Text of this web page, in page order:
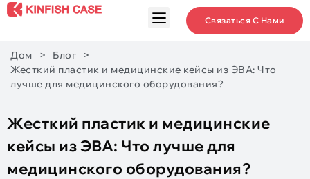
Связаться С Нами
Дом > Блог
>
Жесткий пластик и медицинские кейсы из ЭВА: Что
лучше для медицинского оборудования?
Жесткий пластик и медицинские
кейсы из ЭВА: Что лучше для
медицинского оборудования?